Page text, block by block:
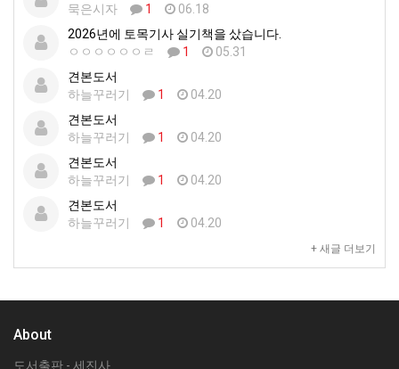
묵은시자
1
06.18
2026년에 토목기사 실기책을 샀습니다.
ㅇㅇㅇㅇㅇㅇㄹ
1
05.31
견본도서
하늘꾸러기
1
04.20
견본도서
하늘꾸러기
1
04.20
견본도서
하늘꾸러기
1
04.20
견본도서
하늘꾸러기
1 04.20
+ 새글 더보기
About
도서출판 - 세진사